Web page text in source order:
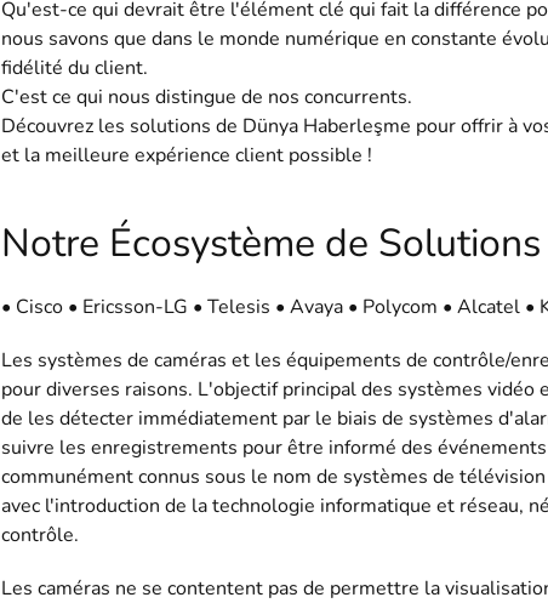
Qu'est-ce qui devrait être l'élément clé qui fait la différence
nous savons que dans le monde numérique en constante
fidélité du client.
C'est ce qui nous distingue de nos concurrents.
Découvrez les solutions de Dünya Haberleşme pour offrir à
et la meilleure expérience client possible !
Notre Écosystème de Solutions
• Cisco • Ericsson-LG • Telesis • Avaya • Polycom • Alcatel •
Les systèmes de caméras et les équipements de contrôle/
pour diverses raisons. L'objectif principal des systèmes
de les détecter immédiatement par le biais de systèmes
suivre les enregistrements pour être informé des
communément connus sous le nom de systèmes de
avec l'introduction de la technologie informatique et réseau,
contrôle.
Les caméras ne se contentent pas de permettre la